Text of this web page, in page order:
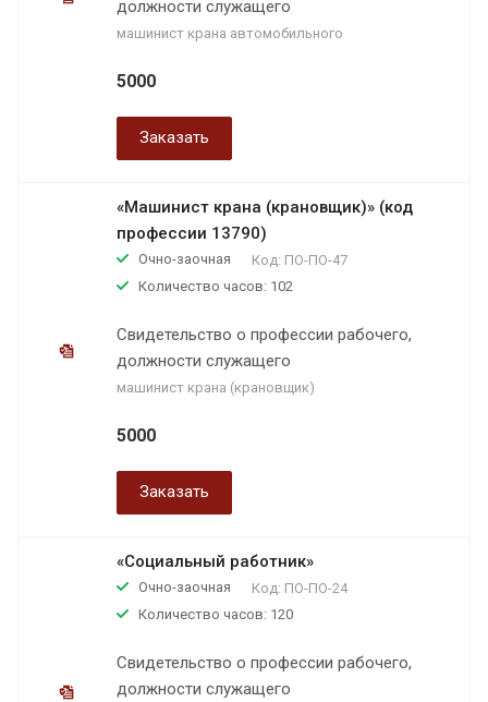
должности служащего
машинист крана автомобильного
5000
Заказать
«Машинист крана (крановщик)» (код
профессии 13790)
Очно-заочная Код: ПО-ПО-47
Количество часов: 102
Свидетельство о профессии рабочего,
должности служащего
машинист крана (крановщик)
5000
Заказать
«Социальный работник»
Очно-заочная Код: ПО-ПО-24
Количество часов: 120
Свидетельство о профессии рабочего,
должности служащего